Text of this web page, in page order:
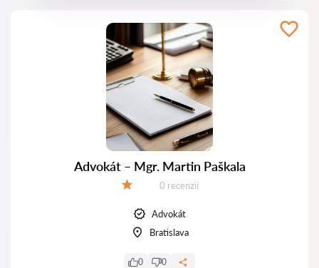
Advokát – Mgr. Martin Paškala
Recenzií:
0 recenzií
Advokát
Bratislava
0 0